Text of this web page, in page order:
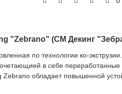
"Zebrano" (СМ Декинг
по технологии ко-экструзии.
в себе
обладает повышенной